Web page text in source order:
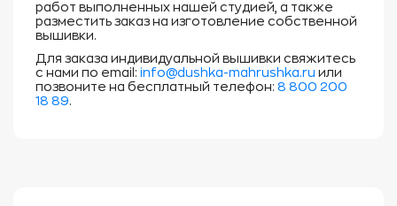
работ выполненных нашей студией, а также
разместить заказ на изготовление собственной
вышивки.
Для заказа индивидуальной вышивки свяжитесь
с нами по email: info@dushka-mahrushka.ru или
позвоните на бесплатный телефон: 8 800 200
18 89.